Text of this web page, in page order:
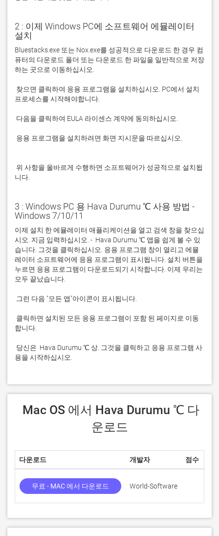
2 : 이제 Windows PC에 소프트웨어 에뮬레이터
설치
Bluestacks.exe 또는 Nox.exe를 성공적으로 다운로드 한 경우 컴
퓨터의 다운로드 폴더 또는 다운로드 한 파일을 일반적으로 저장
니다.
3 : Windows PC 용 Hava Durumu ℃ 사용 방법 -
Windows 7/10/11
이제 설치 한 에뮬레이터 애플리케이션을 열고 검색 창을 찾으십
시오. 지금 입력하십시오. -  Hava Durumu ℃ 앱을 쉽게 볼 수 있
습니다. 그것을 클릭하십시오. 응용 프로그램 창이 열리고 에뮬
레이터 소프트웨어에 응용 프로그램이 표시됩니다. 설치 버튼을
누르면 응용 프로그램이 다운로드되기 시작합니다. 이제 우리는
용을 시작하십시오.
운로드
다운로드 개발자 점수
무료 - MAC 에서 다운로드 World-Software